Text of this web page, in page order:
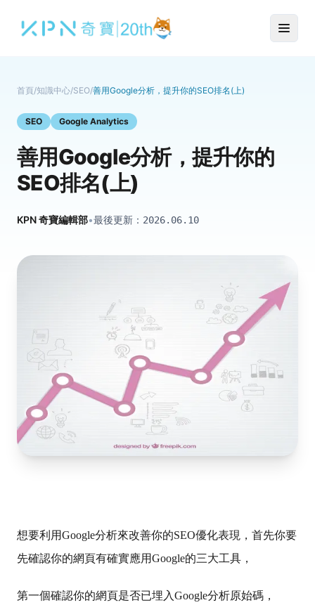
首頁/知識中心/SEO/善用Google分析，提升你的SEO排名(上)
SEO Google Analytics
善用Google分析，提升你的
SEO排名(上)
KPN 奇寶編輯部•最後更新： 2026.06.10
想要利用Google分析來改善你的SEO優化表現，首先你要
先確認你的網頁有確實應用Google的三大工具，
第一個確認你的網頁是否已埋入Google分析原始碼，